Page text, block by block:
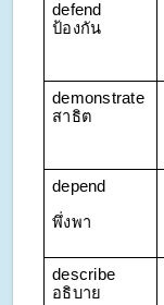
defend
ป้องกัน
demonstrate
สาธิต
depend
พึ่งพา
describe
อธิบาย